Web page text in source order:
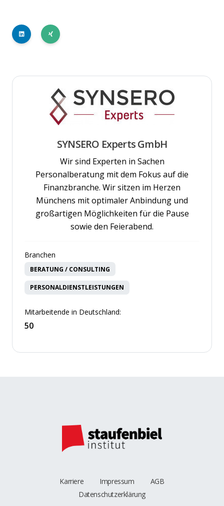
SYNSERO Experts GmbH
Wir sind Experten in Sachen
Personalberatung mit dem Fokus auf die
Finanzbranche. Wir sitzen im Herzen
Münchens mit optimaler Anbindung und
großartigen Möglichkeiten für die Pause
sowie den Feierabend.
Branchen
BERATUNG / CONSULTING
PERSONALDIENSTLEISTUNGEN
Mitarbeitende in Deutschland:
50
Karriere Impressum
AGB
Datenschutzerklärung